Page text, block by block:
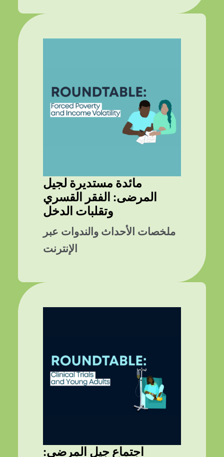
مائدة مستديرة لجيل
المرضى: الفقر القسري
وتقلبات الدخل
ملخصات الأحداث والندوات عبر
الإنترنت
اجتماع جيل المرضى: